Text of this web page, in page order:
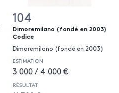
104
Dimoremilano (fondé en 2003)
Codice
Dimoremilano (fondé en 2003)
ESTIMATION
3 000 / 4 000 €
RÉSULTAT